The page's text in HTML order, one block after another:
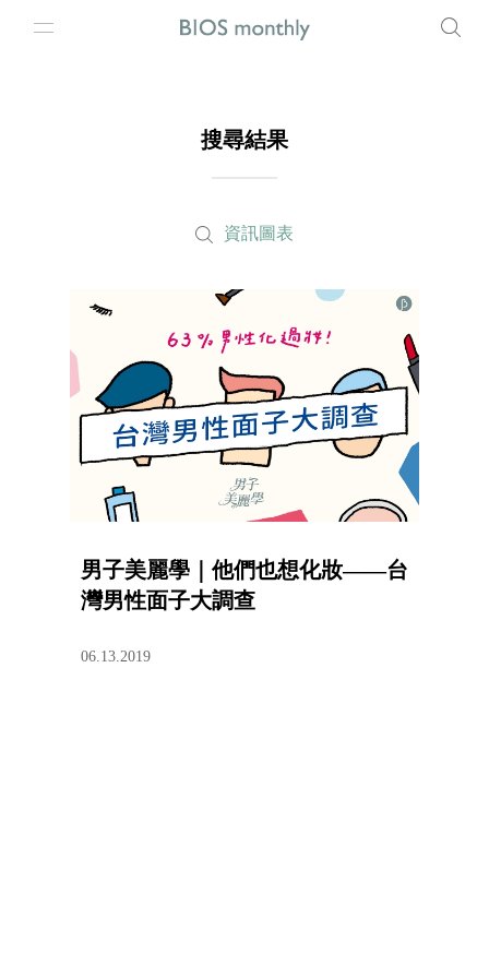
搜尋結果
資訊圖表
男子美麗學｜他們也想化妝——台
灣男性面子大調查
06.13.2019